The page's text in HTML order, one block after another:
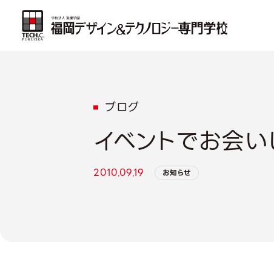
ブログ
イベントでお会い
2010.09.19 お知らせ